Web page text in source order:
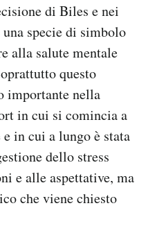
di Biles e nei
specie di simbolo
alla salute mentale
questo
importante nella
in cui si comincia a
in cui a lungo è stata
dello stress
e alle aspettative, ma
che viene chiesto